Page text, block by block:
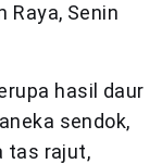
Raya, Senin
hasil daur
sendok,
tas rajut,